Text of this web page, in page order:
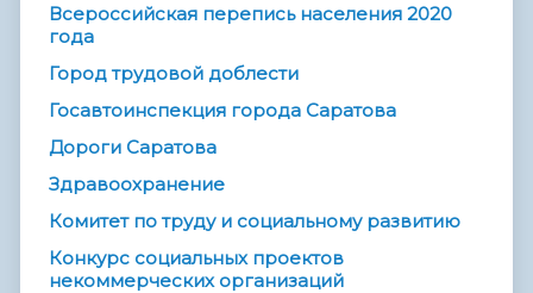
Всероссийская перепись населения 2020
года
Город трудовой доблести
Госавтоинспекция города Саратова
Дороги Саратова
Здравоохранение
Комитет по труду и социальному развитию
Конкурс социальных проектов
некоммерческих организаций